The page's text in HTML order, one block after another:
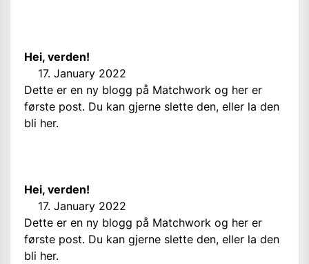
Hei, verden!
17. January 2022
Dette er en ny blogg på Matchwork og her er
første post. Du kan gjerne slette den, eller la den
bli her.
Hei, verden!
17. January 2022
Dette er en ny blogg på Matchwork og her er
første post. Du kan gjerne slette den, eller la den
bli her.